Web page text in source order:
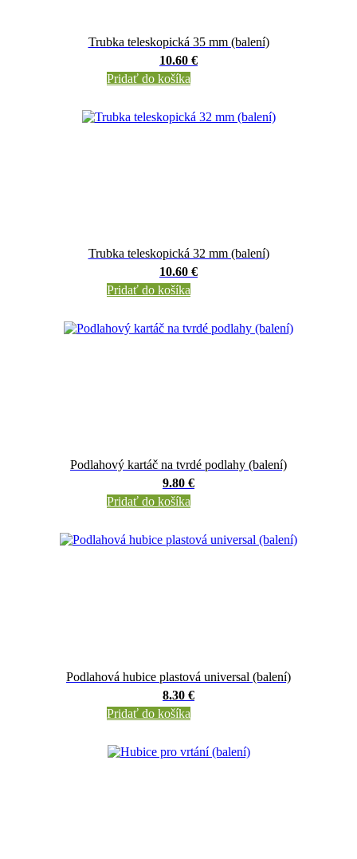
Trubka teleskopická 35 mm (balení)
10.60 €
Pridať do košíka
Trubka teleskopická 32 mm (balení)
10.60 €
Pridať do košíka
Podlahový kartáč na tvrdé podlahy (balení)
9.80 €
Pridať do košíka
Podlahová hubice plastová universal (balení)
8.30 €
Pridať do košíka